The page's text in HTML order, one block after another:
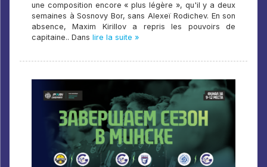
une composition encore « plus légère », qu'il y a deux
semaines à Sosnovy Bor, sans Alexeï Rodichev. En son
absence, Maxim Kirillov a repris les pouvoirs de
capitaine.. Dans lire la suite »